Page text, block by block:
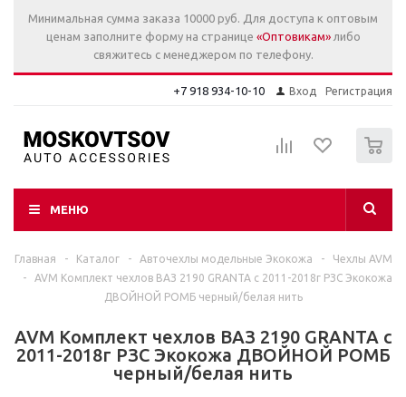
Минимальная сумма заказа 10000 руб. Для доступа к оптовым
ценам заполните форму на странице «Оптовикам»либо
свяжитесь с менеджером по телефону.
Вход Регистрация
+7 918 934-10-10
МЕНЮ
Главная - Каталог - Авточехлы модельные Экокожа -
Чехлы AVM
-
AVM Комплект чехлов ВАЗ 2190 GRANTA с 2011-2018г РЗС Экокожа
ДВОЙНОЙ РОМБ черный/белая нить
AVM Комплект чехлов ВАЗ 2190 GRANTA с
2011-2018г РЗС Экокожа ДВОЙНОЙ РОМБ
черный/белая нить